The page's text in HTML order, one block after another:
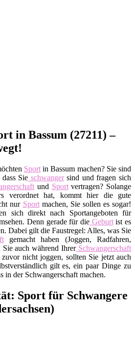
in Bassum (27211) –
Sport in Bassum machen? Sie sind
Sie schwangersind und fragen sich
und Sportvertragen? Solange
verordnet hat, kommt hier die gute
nur Sportmachen, Sie sollen es sogar!
sich direkt nach Sportangeboten für
Denn gerade für dieGeburtist es
Dabei gilt die Faustregel: Alles, was Sie
gemacht haben (Joggen, Radfahren,
Sie auch während IhrerSchwangerschaft
nicht joggen, sollten Sie jetzt auch
gilt es, ein paar Dinge zu
in der Schwangerschaft machen.
Sport für Schwangere